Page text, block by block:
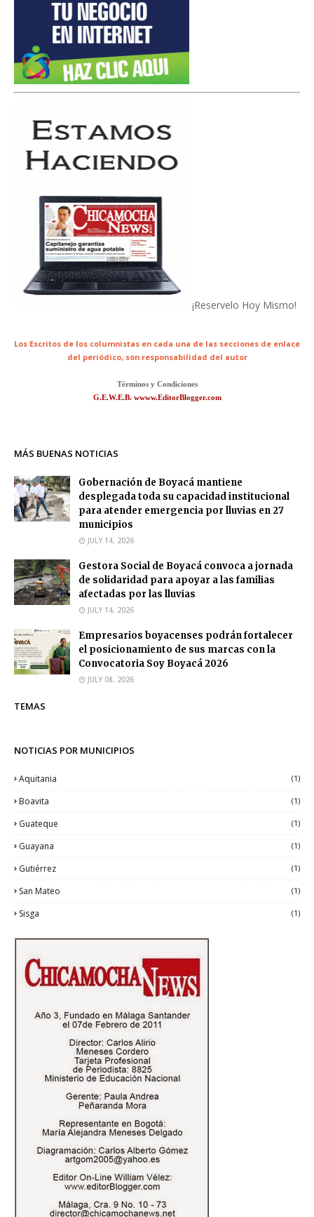
¡Reservelo Hoy Mismo!
Los Escritos de los columnistas en cada una de las secciones de enlace
del periódico, son responsabilidad del autor
Términos y Condiciones
G.E.W.E.B. wwww.EditorBlogger.com
MÁS BUENAS NOTICIAS
Gobernación de Boyacá mantiene
desplegada toda su capacidad institucional
para atender emergencia por lluvias en 27
municipios
JULY 14, 2026
Gestora Social de Boyacá convoca a jornada
de solidaridad para apoyar a las familias
afectadas por las lluvias
JULY 14, 2026
Empresarios boyacenses podrán fortalecer
el posicionamiento de sus marcas con la
Convocatoria Soy Boyacá 2026
JULY 08, 2026
TEMAS
NOTICIAS POR MUNICIPIOS
Aquitania (1)
Boavita (1)
Guateque (1)
Guayana (1)
Gutiérrez (1)
San Mateo (1)
Sisga (1)